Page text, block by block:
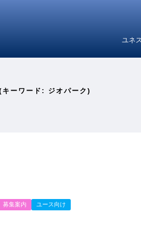
ユネ
キーワード: ジオパーク)
募集案内 ユース向け